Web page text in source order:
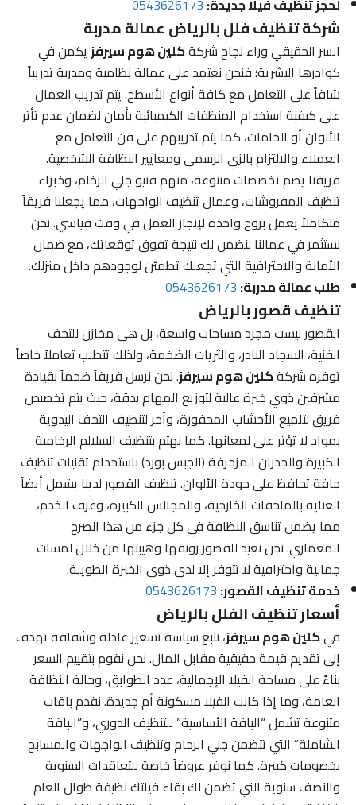
شركة تنظيف فلل بالرياض عمالة مدربة
السر الحقيقي وراء نجاح شركةكلين هوم سيرفزيكمن في
كوادرها البشرية؛ فنحن نعتمد على عمالة نظامية ومدربة تدريباً
شاقاً على التعامل مع كافة أنواع الأسطح. يتم تدريب العمال
على كيفية استخدام المنظفات الكيميائية بأمان لضمان عدم تأثر
الألوان أو الخامات، كما يتم تدريبهم على فن التعامل مع
العملاء والالتزام بالزي الرسمي ومعايير النظافة الشخصية.
فريقنا يضم تخصصات متنوعة، منهم فنيو جلي الرخام، وخبراء
تنظيف المفروشات، وعمال تنظيف الواجهات، مما يجعلنا فريقاً
متكاملاً يعمل بروح واحدة لإنجاز العمل في وقت قياسي. نحن
نستثمر في عمالنا لنضمن لك نتيجة تفوق توقعاتك، مع ضمان
الأمانة والاحترافية التي تجعلك تطمئن لوجودهم داخل منزلك.
طلب عمالة مدربة:0543626173
تنظيف قصور بالرياض
القصور ليست مجرد مساحات واسعة، بل هي مخازن للتحف
الفنية، السجاد النادر، والثريات الضخمة، ولذلك تتطلب تعاملاً خاصاً
توفره شركةكلين هوم سيرفز. نحن نرسل فريقاً ضخماً بقيادة
مشرفين ذوي خبرة عالية لتوزيع المهام بدقة، حيث يتم تخصيص
فريق لتلميع الأخشاب المحفورة، وآخر لتنظيف التحف اليدوية
بمواد لا تؤثر على لمعانها. كما نهتم بتنظيف السلالم الرخامية
الكبيرة والجدران المزخرفة (الجبس بورد) باستخدام تقنيات تنظيف
جافة تحافظ على جودة الألوان. تنظيف القصور لدينا يشمل أيضاً
العناية بالملحقات الخارجية، والمجالس الكبيرة، وغرف الخدم،
مما يضمن تناسق النظافة في كل جزء من هذا الصرح
المعماري. نحن نعيد للقصور رونقها وهيبتها من خلال لمسات
جمالية واحترافية لا تتوفر إلا لدى ذوي الخبرة الطويلة.
خدمة تنظيف القصور:0543626173
أسعار تنظيف الفلل بالرياض
فيكلين هوم سيرفز، نتبع سياسة تسعير عادلة وشفافة تهدف
إلى تقديم قيمة حقيقية مقابل المال. نحن نقوم بتقييم السعر
بناءً على مساحة الفيلا الإجمالية، عدد الطوابق، وحالة النظافة
العامة، وما إذا كانت الفيلا مسكونة أم جديدة. نقدم باقات
متنوعة تشمل “الباقة الأساسية” للتنظيف الدوري، و”الباقة
الشاملة” التي تتضمن جلي الرخام وتنظيف الواجهات والمسابح
بخصومات كبيرة. كما نوفر عروضاً خاصة للتعاقدات السنوية
والنصف سنوية التي تضمن لك بقاء فيلتك نظيفة طوال العام